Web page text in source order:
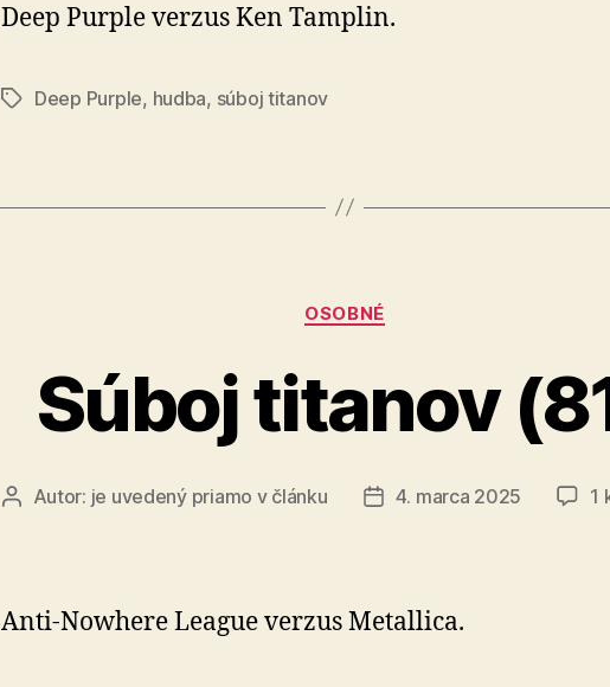
Deep Purple verzus Ken Tamplin.
ZnačkyDeep Purple, hudba, súboj titanov
Kategórie
OSOBNÉ
Súboj titanov
AutorAutor: je uvedený priamo v článku
Dátum
4. marca 2025 1
Anti-Nowhere League verzus Metallica.